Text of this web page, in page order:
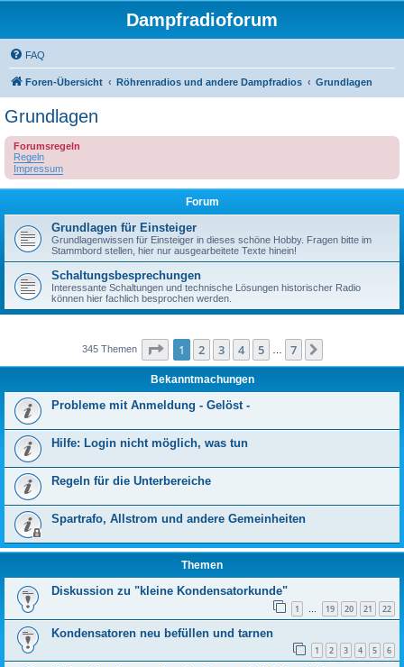
Dampfradioforum
FAQ
Foren-Übersicht Röhrenradios und andere Dampfradios Grundlagen
Grundlagen
Forumsregeln
Regeln
Impressum
Forum
Grundlagen für Einsteiger
Grundlagenwissen für Einsteiger in dieses schöne Hobby. Fragen bitte im
Stammbord stellen, hier nur ausgearbeitete Texte hinein!
Schaltungsbesprechungen
Interessante Schaltungen und technische Lösungen historischer Radio
können hier fachlich besprochen werden.
345 Themen Seite 1von
1 2 3 4 5 7
Bekanntmachungen
Probleme mit Anmeldung - Gelöst -
Hilfe: Login nicht möglich, was tun
Regeln für die Unterbereiche
Spartrafo, Allstrom und andere Gemeinheiten
Themen
Diskussion zu "kleine Kondensatorkunde"
1 … 19 20 21 22
Kondensatoren neu befüllen und tarnen
1 2 3 4 5 6